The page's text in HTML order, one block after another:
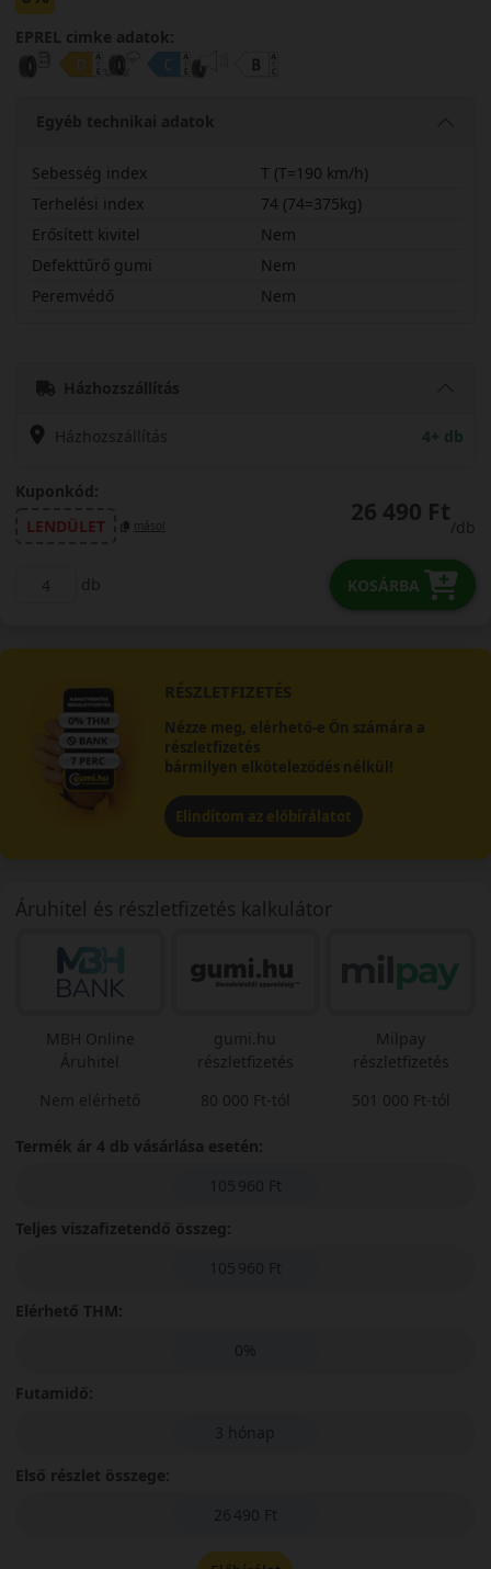
EPREL cimke adatok:
Egyéb technikai adatok
Sebesség index
T (T=190 km/h)
Terhelési index
74 (74=375kg)
Erősített kivitel
Nem
Defekttűrő gumi
Nem
Peremvédő
Nem
Házhozszállítás
Házhozszállítás 4+ db
Kuponkód:
LENDÜLET
másol 26 490 Ft
/db
db KOSÁRBA
RÉSZLETFIZETÉS
Nézze meg, elérhető-e Ön számára a
részletfizetés
bármilyen elköteleződés nélkül!
Elindítom az előbírálatot
Áruhitel és részletfizetés kalkulátor
MBH Online
Áruhitel
Nem elérhető
gumi.hu
részletfizetés
80 000 Ft-tól
Milpay
részletfizetés
501 000 Ft-tól
Termék ár 4 db vásárlása esetén:
105 960 Ft
Teljes viszafizetendő összeg:
105 960 Ft
Elérhető THM:
0%
Futamidő:
3 hónap
Első részlet összege:
26 490 Ft